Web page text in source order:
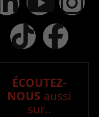
ÉCOUTEZ-
NOUS aussi
sur..